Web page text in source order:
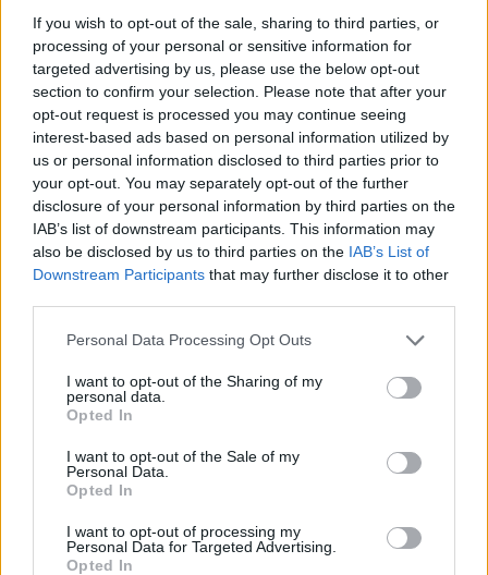
If you wish to opt-out of the sale, sharing to third parties, or
processing of your personal or sensitive information for
targeted advertising by us, please use the below opt-out
section to confirm your selection. Please note that after your
opt-out request is processed you may continue seeing
interest-based ads based on personal information utilized by
us or personal information disclosed to third parties prior to
your opt-out. You may separately opt-out of the further
disclosure of your personal information by third parties on the
IAB’s list of downstream participants. This information may
also be disclosed by us to third parties on the IAB’s List of
Downstream Participants that may further disclose it to other
Personal Data Processing Opt Outs
I want to opt-out of the Sharing of my
personal data.
Opted In
I want to opt-out of the Sale of my
Personal Data.
Opted In
I want to opt-out of processing my
Personal Data for Targeted Advertising.
Opted In
taisyklėmis
This site is protected by
reCAPTCHA and the Google
Privacy Policyand Terms of
Serviceapply.